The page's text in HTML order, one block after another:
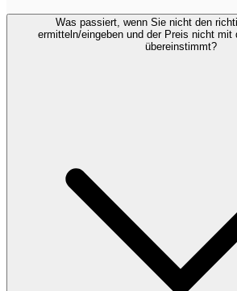
Was passiert, wenn Sie nicht den
ermitteln/eingeben und der Preis nicht mit
übereinstimmt?